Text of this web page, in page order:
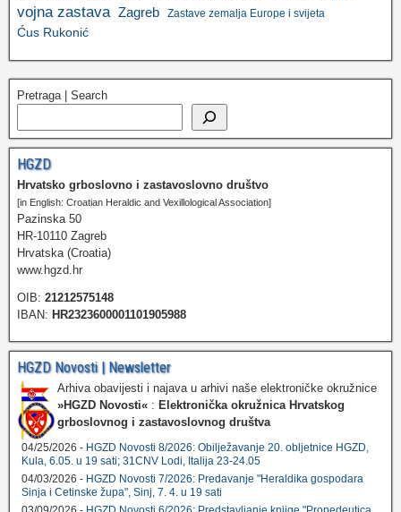
vojna zastava Zagreb Zastave zemalja Europe i svijeta
Ćus Rukonić
Pretraga | Search
HGZD
Hrvatsko grboslovno i zastavoslovno društvo
[in English: Croatian Heraldic and Vexillological Association]
Pazinska 50
HR-10110 Zagreb
Hrvatska (Croatia)
www.hgzd.hr
OIB: 21212575148
IBAN: HR2323600001101905988
HGZD Novosti | Newsletter
Arhiva obavijesti i najava u arhivi naše elektroničke okružnice
»HGZD Novosti« : Elektronička okružnica Hrvatskog
grboslovnog i zastavoslovnog društva
04/25/2026 - HGZD Novosti 8/2026: Obilježavanje 20. obljetnice HGZD,
Kula, 6.05. u 19 sati; 31CNV Lodi, Italija 23-24.05
04/03/2026 - HGZD Novosti 7/2026: Predavanje "Heraldika gospodara
Sinja i Cetinske župa", Sinj, 7. 4. u 19 sati